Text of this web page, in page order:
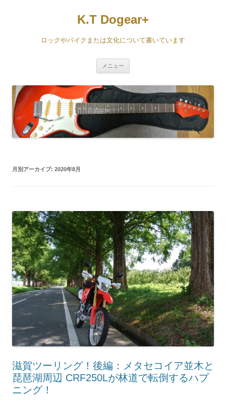
K.T Dogear+
ロックやバイクまたは文化について書いています
メニュー
月別アーカイブ: 2020年8月
滋賀ツーリング！後編：メタセコイア並木と
琵琶湖周辺 CRF250Lが林道で転倒するハプ
ニング！